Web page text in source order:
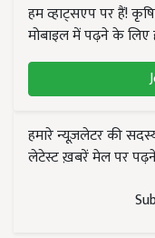
हम व्हाट्सएप पर हैं!
मोबाइल में पढ़ने के लिए
हमारे न्यूज़लेटर की
लेटेस्ट ख़बरें मेल पर